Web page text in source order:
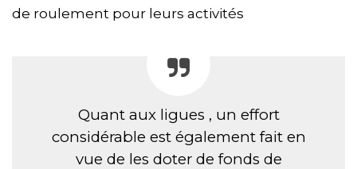
de roulement pour leurs activités
Quant aux ligues , un effort
considérable est également fait en
vue de les doter de fonds de